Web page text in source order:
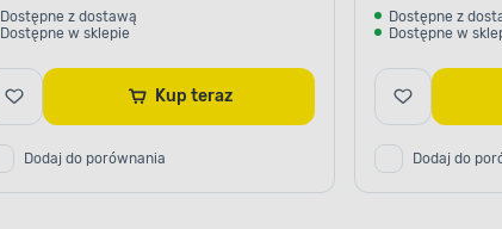
Dostępne z dostawą
Dostępne w sklepie
Kup teraz
Dodaj do porównania
Dostępne z
Dostępne w
Dodaj do